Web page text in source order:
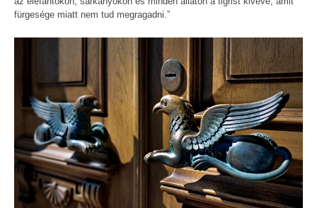
fürgesége miatt nem tud megragadni.”